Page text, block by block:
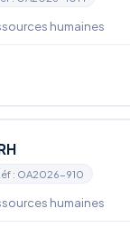
humaines
: OA2026-910
humaines